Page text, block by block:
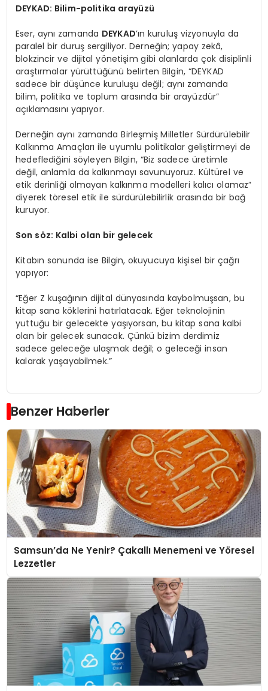
DEYKAD: Bilim-politika arayüzü
Eser, aynı zamanda DEYKAD’ın kuruluş vizyonuyla da
paralel bir duruş sergiliyor. Derneğin; yapay zekâ,
blokzincir ve dijital yönetişim gibi alanlarda çok disiplinli
araştırmalar yürüttüğünü belirten Bilgin, “DEYKAD
sadece bir düşünce kuruluşu değil; aynı zamanda
bilim, politika ve toplum arasında bir arayüzdür”
açıklamasını yapıyor.
Derneğin aynı zamanda Birleşmiş Milletler Sürdürülebilir
Kalkınma Amaçları ile uyumlu politikalar geliştirmeyi de
hedeflediğini söyleyen Bilgin, “Biz sadece üretimle
değil, anlamla da kalkınmayı savunuyoruz. Kültürel ve
etik derinliği olmayan kalkınma modelleri kalıcı olamaz”
diyerek töresel etik ile sürdürülebilirlik arasında bir bağ
kuruyor.
Son söz: Kalbi olan bir gelecek
Kitabın sonunda ise Bilgin, okuyucuya kişisel bir çağrı
yapıyor:
“Eğer Z kuşağının dijital dünyasında kaybolmuşsan, bu
kitap sana köklerini hatırlatacak. Eğer teknolojinin
yuttuğu bir gelecekte yaşıyorsan, bu kitap sana kalbi
olan bir gelecek sunacak. Çünkü bizim derdimiz
sadece geleceğe ulaşmak değil; o geleceği insan
kalarak yaşayabilmek.”
Benzer Haberler
Samsun’da Ne Yenir? Çakallı Menemeni ve Yöresel
Lezzetler